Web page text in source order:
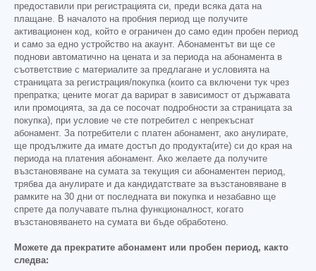
предоставили при регистрацията си, преди всяка дата на
плащане. В началото на пробния период ще получите
активационен код, който е ограничен до само един пробен период
и само за едно устройство на акаунт. Абонаментът ви ще се
поднови автоматично на цената и за периода на абонамента в
съответствие с материалите за предлагане и условията на
страницата за регистрация/покупка (които са включени тук чрез
препратка; цените могат да варират в зависимост от държавата
или промоцията, за да се посочат подробности за страницата за
покупка), при условие че сте потребител с непрекъснат
абонамент. За потребители с платен абонамент, ако анулирате,
ще продължите да имате достъп до продукта(ите) си до края на
периода на платения абонамент. Ако желаете да получите
възстановяване на сумата за текущия си абонаментен период,
трябва да анулирате и да кандидатствате за възстановяване в
рамките на 30 дни от последната ви покупка и незабавно ще
спрете да получавате пълна функционалност, когато
възстановяването на сумата ви бъде обработено.
Можете да прекратите абонамент или пробен период, както
следва: